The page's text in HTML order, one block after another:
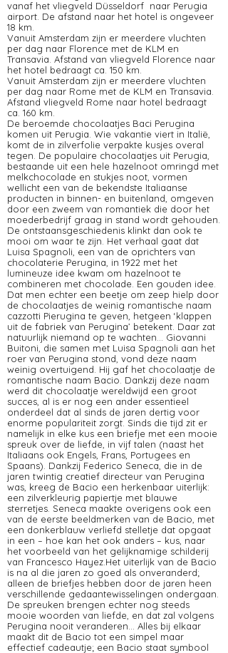
vanaf het vliegveld Düsseldorf naar Perugia
airport. De afstand naar het hotel is ongeveer
18 km.
Vanuit Amsterdam zijn er meerdere vluchten
per dag naar Florence met de KLM en
Transavia. Afstand van vliegveld Florence naar
het hotel bedraagt ca. 150 km.
Vanuit Amsterdam zijn er meerdere vluchten
per dag naar Rome met de KLM en Transavia.
Afstand vliegveld Rome naar hotel bedraagt
ca. 160 km.
De beroemde chocolaatjes Baci Perugina
komen uit Perugia. Wie vakantie viert in Italië,
komt de in zilverfolie verpakte kusjes overal
tegen. De populaire chocolaatjes uit Perugia,
bestaande uit een hele hazelnoot omringd met
melkchocolade en stukjes noot, vormen
wellicht een van de bekendste Italiaanse
producten in binnen- en buitenland, omgeven
door een zweem van romantiek die door het
moederbedrijf graag in stand wordt gehouden.
De ontstaansgeschiedenis klinkt dan ook te
mooi om waar te zijn. Het verhaal gaat dat
Luisa Spagnoli, een van de oprichters van
chocolaterie Perugina, in 1922 met het
lumineuze idee kwam om hazelnoot te
combineren met chocolade. Een gouden idee.
Dat men echter een beetje om zeep hielp door
de chocolaatjes de weinig romantische naam
cazzotti Pierugina te geven, hetgeen ‘klappen
uit de fabriek van Perugina’ betekent. Daar zat
natuurlijk niemand op te wachten… Giovanni
Buitoni, die samen met Luisa Spagnoli aan het
roer van Perugina stond, vond deze naam
weinig overtuigend. Hij gaf het chocolaatje de
romantische naam Bacio. Dankzij deze naam
werd dit chocolaatje wereldwijd een groot
succes, al is er nog een ander essentieel
onderdeel dat al sinds de jaren dertig voor
enorme populariteit zorgt. Sinds die tijd zit er
namelijk in elke kus een briefje met een mooie
spreuk over de liefde, in vijf talen (naast het
Italiaans ook Engels, Frans, Portugees en
Spaans). Dankzij Federico Seneca, die in de
jaren twintig creatief directeur van Perugina
was, kreeg de Bacio een herkenbaar uiterlijk:
een zilverkleurig papiertje met blauwe
sterretjes. Seneca maakte overigens ook een
van de eerste beeldmerken van de Bacio, met
een donkerblauw verliefd stelletje dat opgaat
in een – hoe kan het ook anders – kus, naar
het voorbeeld van het gelijknamige schilderij
van Francesco Hayez.Het uiterlijk van de Bacio
is na al die jaren zo goed als onveranderd;
alleen de briefjes hebben door de jaren heen
verschillende gedaantewisselingen ondergaan.
De spreuken brengen echter nog steeds
mooie woorden van liefde, en dat zal volgens
Perugina nooit veranderen… Alles bij elkaar
maakt dit de Bacio tot een simpel maar
effectief cadeautje; een Bacio staat symbool